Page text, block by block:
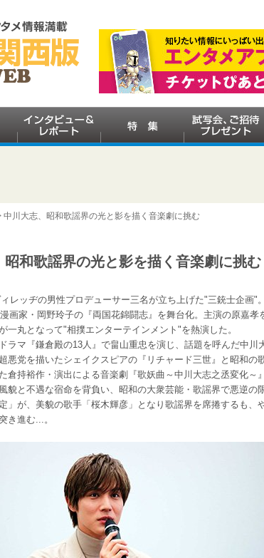
中川大志、昭和歌謡界の光と影を描く音楽劇に挑む
昭和歌謡界の光と影を描く音楽劇に挑む
レッヂの男性プロデューサー三名が立ち上げた"三銃士企画"
画家・岡野玲子の『両国花錦闘志』を舞台化。主演の原嘉孝
一丸となって"相撲エンターテインメント"を熱演した。
ラマ『鎌倉殿の13人』で畠山重忠を演じ、話題を呼んだ中川
悪党を描いたシェイクスピアの『リチャード三世』と昭和の
倉持裕作・演出による音楽劇『歌妖曲～中川大志之丞変化～
貌と不遇な宿命を背負い、昭和の大衆芸能・歌謡界で悪逆の
」が、美貌の歌手「桜木輝彦」となり歌謡界を席捲するも、
き進む...。